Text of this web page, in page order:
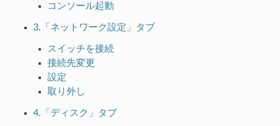
コンソール起動
3.「ネットワーク設定」タブ
スイッチを接続
接続先変更
設定
取り外し
4.「ディスク」タブ